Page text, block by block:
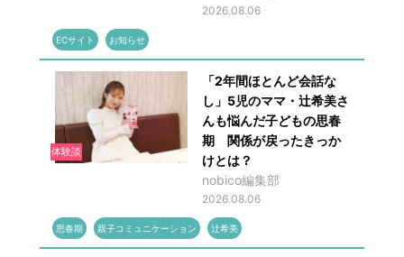
2026.08.06
ECサイト お知らせ
体験談
「2年間ほとんど会話な
し」5児のママ・辻希美さ
んも悩んだ子どもの思春
期 関係が戻ったきっか
けとは？
nobico編集部
2026.08.06
思春期 親子コミュニケーション 辻希美